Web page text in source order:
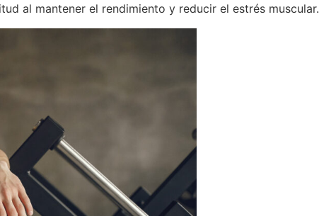
al mantener el rendimiento y reducir el estrés muscular.